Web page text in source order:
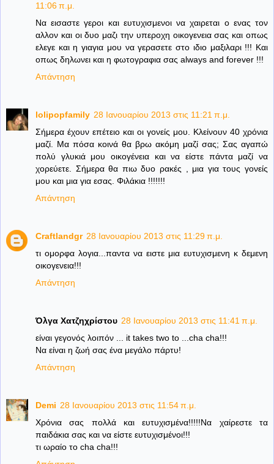
11:06 π.μ.
Να εισαστε γεροι και ευτυχισμενοι να χαιρεται ο ενας τον
αλλον και οι δυο μαζι την υπεροχη οικογενεια σας και οπως
ελεγε και η γιαγια μου να γερασετε στο ιδιο μαξιλαρι !!! Και
οπως δηλωνει και η φωτογραφια σας always and forever !!!
Απάντηση
lolipopfamily 28 Ιανουαρίου 2013 στις 11:21 π.μ.
Σήμερα έχουν επέτειο και οι γονείς μου. Κλείνουν 40 χρόνια
μαζί. Μα πόσα κοινά θα βρω ακόμη μαζί σας; Σας αγαπώ
πολύ γλυκιά μου οικογένεια και να είστε πάντα μαζί να
χορεύετε. Σήμερα θα πιω δυο ρακές , μια για τους γονείς
μου και μια για εσας. Φιλάκια !!!!!!!
Απάντηση
Craftlandgr 28 Ιανουαρίου 2013 στις 11:29 π.μ.
τι ομορφα λογια...παντα να ειστε μια ευτυχισμενη κ δεμενη
οικογενεια!!!
Απάντηση
Όλγα Χατζηχρίστου 28 Ιανουαρίου 2013 στις 11:41 π.μ.
είναι γεγονός λοιπόν ... it takes two to ...cha cha!!!
Να είναι η ζωή σας ένα μεγάλο πάρτυ!
Απάντηση
Demi 28 Ιανουαρίου 2013 στις 11:54 π.μ.
Χρόνια σας πολλά και ευτυχισμένα!!!!!Να χαίρεστε τα
παιδάκια σας και να είστε ευτυχισμένοι!!!
τι ωραίο το cha cha!!!